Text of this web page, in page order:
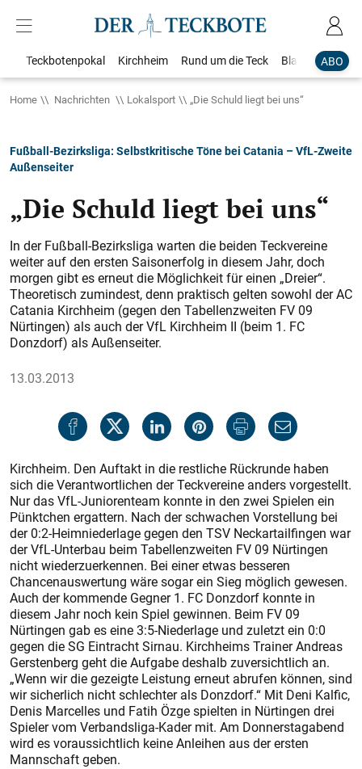
ABO
Teckbotenpokal Kirchheim Rund um die Teck Blaulicht
Home Nachrichten Lokalsport „Die Schuld liegt bei uns“
Fußball-Bezirksliga: Selbstkritische Töne bei Catania – VfL-Zweite
Außenseiter
„Die Schuld liegt bei uns“
In der Fußball-Bezirksliga warten die beiden Teckvereine
weiter auf den ersten Saisonerfolg in diesem Jahr, doch
morgen gibt es erneut die Möglichkeit für einen „Dreier“.
Theoretisch zumindest, denn praktisch gelten sowohl der AC
Catania Kirchheim (gegen den Tabellenzweiten FV 09
Nürtingen) als auch der VfL Kirchheim II (beim 1. FC
Donzdorf) als Außenseiter.
13.03.2013
Kirchheim. Den Auftakt in die restliche Rückrunde haben
sich die Verantwortlichen der Teckvereine anders vorgestellt.
Nur das VfL-Juniorenteam konnte in den zwei Spielen ein
Pünktchen ergattern. Nach der schwachen Vorstellung bei
der 0:2-Heimniederlage gegen den TSV Neckartailfingen war
der VfL-Unterbau beim Tabellenzweiten FV 09 Nürtingen
nicht wiederzuerkennen. Bei einer etwas besseren
Chancenauswertung wäre sogar ein Sieg möglich gewesen.
Auch der kommende Gegner 1. FC Donzdorf konn­te in
diesem Jahr noch kein Spiel gewinnen. Beim FV 09
Nürtingen gab es eine 3:5-Niederlage und zuletzt ein 0:0
gegen die SG Eintracht Sirnau. Kirchheims Trainer Andreas
Gerstenberg geht die Aufgabe deshalb zuversichtlich an.
„Wenn wir die gezeigte Leistung erneut abrufen können, sind
wir sicherlich nicht schlechter als Donzdorf.“ Mit Deni Kalfic,
Denis Marcelles und Fatih Özge spielten in Nürtingen drei
Spieler vom Verbandsliga-Kader mit. Am Donnerstagabend
wird es voraussichtlich keine Anleihen aus der ersten
Mannschaft geben.